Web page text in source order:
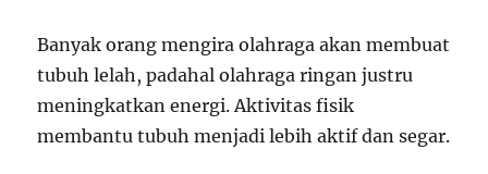
Banyak orang mengira olahraga akan membuat
tubuh lelah, padahal olahraga ringan justru
meningkatkan energi. Aktivitas fisik
membantu tubuh menjadi lebih aktif dan segar.